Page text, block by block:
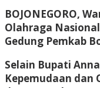
BOJONEGORO,
Olahraga
Gedung Pemkab
Selain Bupati
Kepemudaan dan